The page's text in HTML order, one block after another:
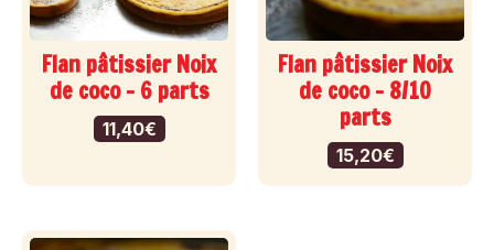
Flan pâtissier Noix
de coco – 6 parts
11,40€
Flan pâtissier Noix
de coco – 8/10
parts
15,20€